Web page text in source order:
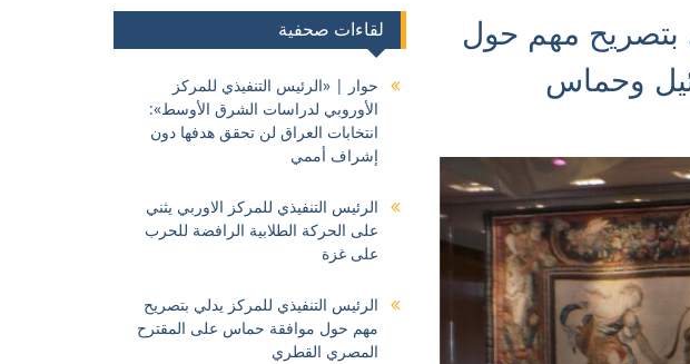
بتصريح مهم حول
وحماس
لقاءات صحفية
حوار | «الرئيس التنفيذي للمركز
الأوروبي لدراسات الشرق الأوسط»:
انتخابات العراق لن تحقق هدفها دون
إشراف أممي
الرئيس التنفيذي للمركز الاوربي يثني
على الحركة الطلابية الرافضة للحرب
على غزة
الرئيس التنفيذي للمركز يدلي بتصريح
مهم حول موافقة حماس على المقترح
المصري القطري